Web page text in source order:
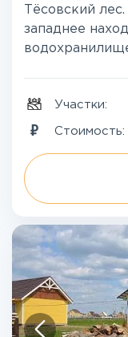
Тёсовский
западнее
Участки:
Стоимость: